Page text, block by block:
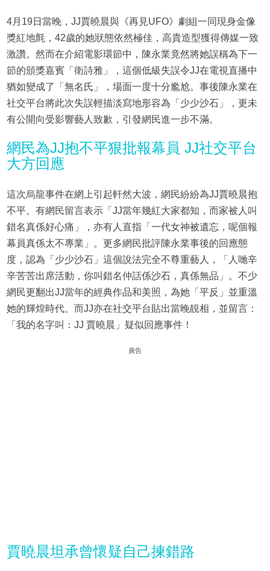
4月19日當晚，JJ賈曉晨與《再見UFO》劇組一同現身金像
獎紅地氈，42歲的她狀態依然極佳，高貴造型獲得傳媒一致
激讚。然而在介紹電影環節中，陳永業竟然將她誤稱為下一
節的頒獎嘉賓「衛詩雅」，這個低級失誤令JJ在電視直播中
猶如變成了「無名氏」，場面一度十分尷尬。事後陳永業在
社交平台將此次失誤輕描淡寫地形容為「少少沙石」，更未
有公開向受影響藝人致歉，引發網民進一步不滿。
網民為JJ抱不平狠批報幕員 JJ社交平台
大方回應
這次烏龍事件在網上引起軒然大波，網民紛紛為JJ賈曉晨抱
不平。有網民留言表示「JJ當年幾紅大家都知，而家被人叫
錯名真係好心痛」，亦有人直指「一代女神被遺忘，呢個報
幕員真係太不專業」。更多網民批評陳永業事後的回應態
度，認為「少少沙石」這個說法完全不尊重藝人，「人哋辛
辛苦苦出席活動，你叫錯名仲話係沙石，真係無品」。不少
網民更翻出JJ當年的經典作品和美照，為她「平反」並重溫
她的輝煌時代。而JJ亦在社交平台貼出當晚靚相，並留言：
「我的名字叫：JJ 賈曉晨」疑似回應事件！
廣告
賈曉晨坦承曾懷疑自己揀錯路